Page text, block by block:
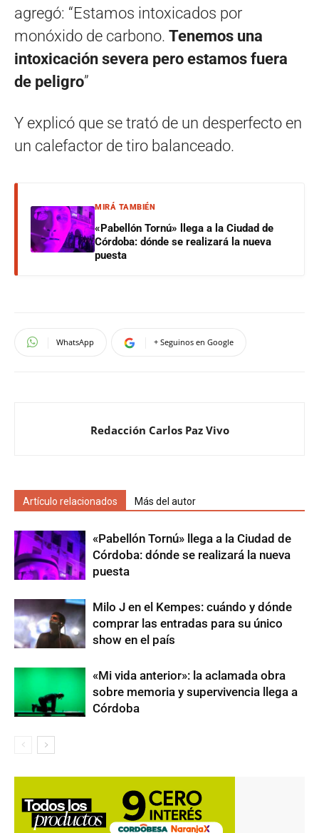
agregó: “Estamos intoxicados por
monóxido de carbono. Tenemos una
intoxicación severa pero estamos fuera
de peligro”
Y explicó que se trató de un desperfecto en
un calefactor de tiro balanceado.
MIRÁ TAMBIÉN
«Pabellón Tornú» llega a la Ciudad de
Córdoba: dónde se realizará la nueva
puesta
WhatsApp + Seguinos en Google
Redacción Carlos Paz Vivo
Artículo relacionados Más del autor
«Pabellón Tornú» llega a la Ciudad de
Córdoba: dónde se realizará la nueva
puesta
Milo J en el Kempes: cuándo y dónde
comprar las entradas para su único
show en el país
«Mi vida anterior»: la aclamada obra
sobre memoria y supervivencia llega a
Córdoba